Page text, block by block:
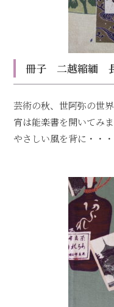
冊子 二越縮緬
芸術の秋、世阿弥の世
宵は能楽書を開いてみま
やさしい風を背に・・・